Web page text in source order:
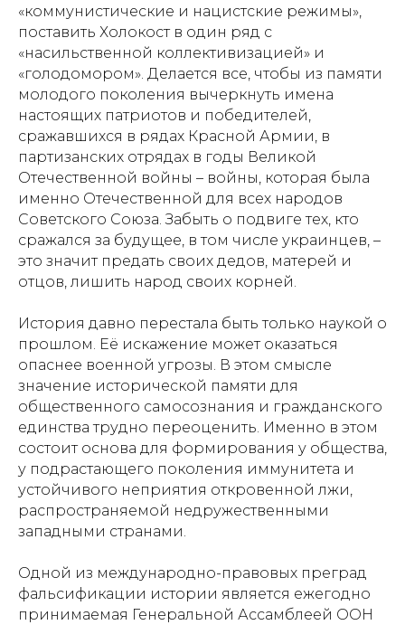
«коммунистические и нацистские режимы»,
поставить Холокост в один ряд с
«насильственной коллективизацией» и
«голодомором». Делается все, чтобы из памяти
молодого поколения вычеркнуть имена
настоящих патриотов и победителей,
сражавшихся в рядах Красной Армии, в
партизанских отрядах в годы Великой
Отечественной войны – войны, которая была
именно Отечественной для всех народов
Советского Союза. Забыть о подвиге тех, кто
сражался за будущее, в том числе украинцев, –
это значит предать своих дедов, матерей и
отцов, лишить народ своих корней.
История давно перестала быть только наукой о
прошлом. Её искажение может оказаться
опаснее военной угрозы. В этом смысле
значение исторической памяти для
общественного самосознания и гражданского
единства трудно переоценить. Именно в этом
состоит основа для формирования у общества,
у подрастающего поколения иммунитета и
устойчивого неприятия откровенной лжи,
распространяемой недружественными
западными странами.
Одной из международно-правовых преград
фальсификации истории является ежегодно
принимаемая Генеральной Ассамблеей ООН
Свидетельство о
регистрации СМИ ЭЛ №
ФС77-84346 от 08.12.2022
ВКонтакте Макс
Новости